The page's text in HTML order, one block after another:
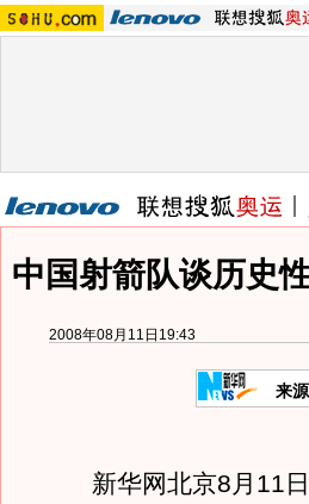
中国射箭队谈历史
2008年08月11日19:43
来
新华网北京8月11日